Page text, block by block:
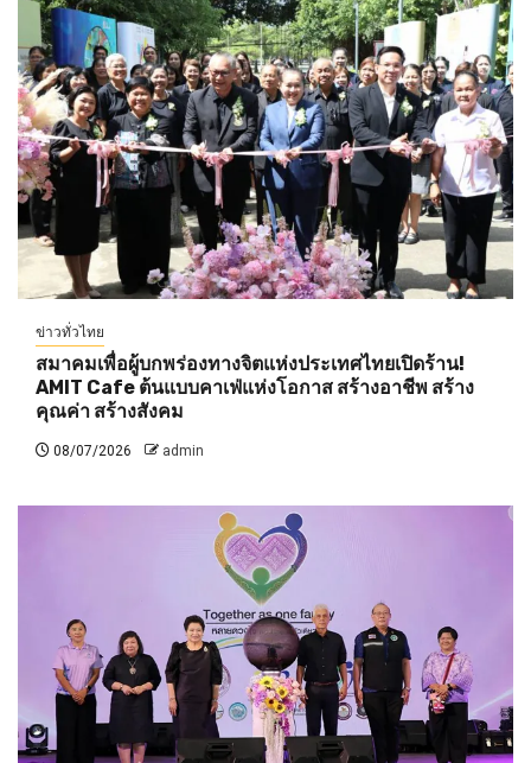
ข่าวทั่วไทย
สมาคมเพื่อผู้บกพร่องทางจิตแห่งประเทศไทยเปิดร้าน!
AMIT Cafe ต้นแบบคาเฟ่แห่งโอกาส สร้างอาชีพ สร้าง
คุณค่า สร้างสังคม
08/07/2026 admin